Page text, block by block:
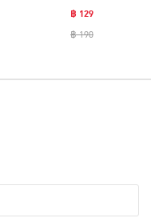
฿ 129
฿ 190